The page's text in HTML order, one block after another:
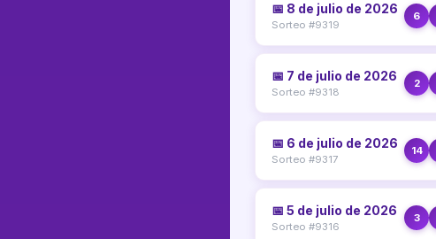
📅 8 de julio de 2026
Sorteo #9319
6
📅 7 de julio de 2026
Sorteo #9318
2
📅 6 de julio de 2026
Sorteo #9317
14
📅 5 de julio de 2026
Sorteo #9316
3